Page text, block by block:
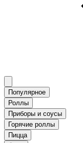
Популярное
Роллы
Приборы и соусы
Горячие роллы
Пицца